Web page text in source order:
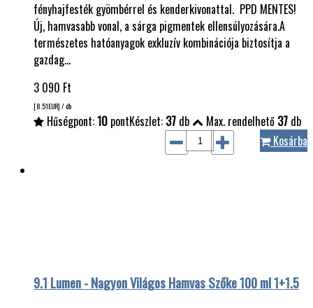
fényhajfesték gyömbérrel és kenderkivonattal. PPD MENTES!
Új, hamvasabb vonal, a sárga pigmentek ellensúlyozására.A
természetes hatóanyagok exkluzív kombinációja biztosítja a
gazdag…
3 090 Ft
[8.51EUR] / db
Hűségpont:10 pontKészlet: 37 db Max. rendelhető 37 db
Kosárba
9.1 Lumen - Nagyon Világos Hamvas Szőke 100 ml 1+1.5